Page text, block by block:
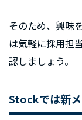
そのため、興味
は気軽に採用担
認しましょう。
Stockでは新メ